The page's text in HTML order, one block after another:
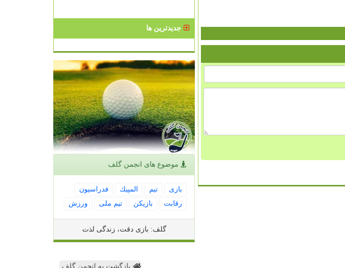
جدیدترین ها
موضوع های انجمن گلف
بازی تیم المپیك
فدراسیون
رقابت
بازیكن تیم ملی ورزش
گلف: بازی دقت، زندگی لذت
بازگشت به انجمن گلف